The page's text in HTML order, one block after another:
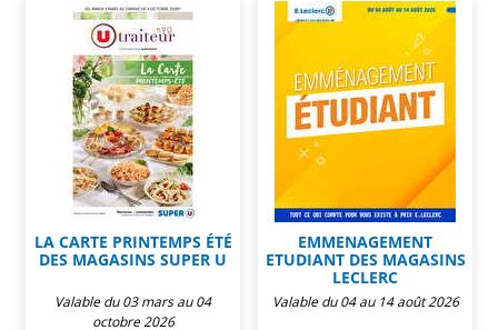
LA CARTE PRINTEMPS ÉTÉ
DES MAGASINS SUPER U
Valable du 03 mars au 04
octobre 2026
EMMENAGEMENT
ETUDIANT DES MAGASINS
LECLERC
Valable du 04 au 14 août 2026